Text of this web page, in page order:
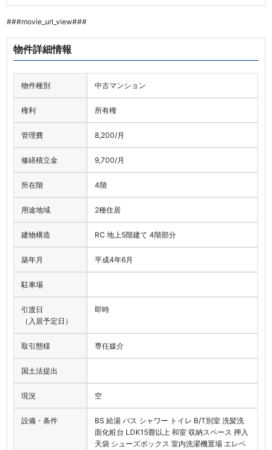
###movie_url_view###
物件詳細情報
物件種別 中古マンション
権利 所有権
管理費 8,200/月
修繕積立金 9,700/月
所在階 4階
用途地域 2種住居
建物構造 RC 地上5階建て 4階部分
築年月 平成4年6月
駐車場
引渡日
（入居予定日）
即時
取引態様 専任媒介
国土法提出
現況 空
設備・条件
BS 給湯 バス シャワー トイレ B/T別室 洗髪洗
面化粧台 LDK15畳以上 和室 収納スペース 押入
天袋 シューズボックス 室内洗濯機置場 エレベ